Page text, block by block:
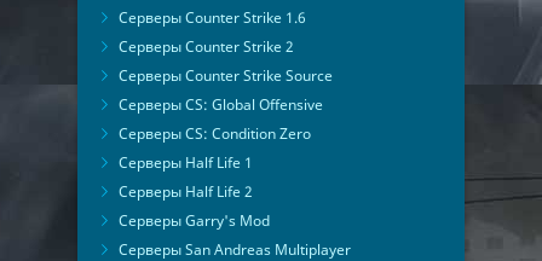
Серверы Counter Strike 1.6
Серверы Counter Strike 2
Серверы Counter Strike Source
Серверы CS: Global Offensive
Серверы CS: Condition Zero
Серверы Half Life 1
Серверы Half Life 2
Серверы Garry's Mod
Серверы San Andreas Multiplayer